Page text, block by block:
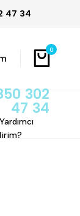
47 34
0
302
47 34